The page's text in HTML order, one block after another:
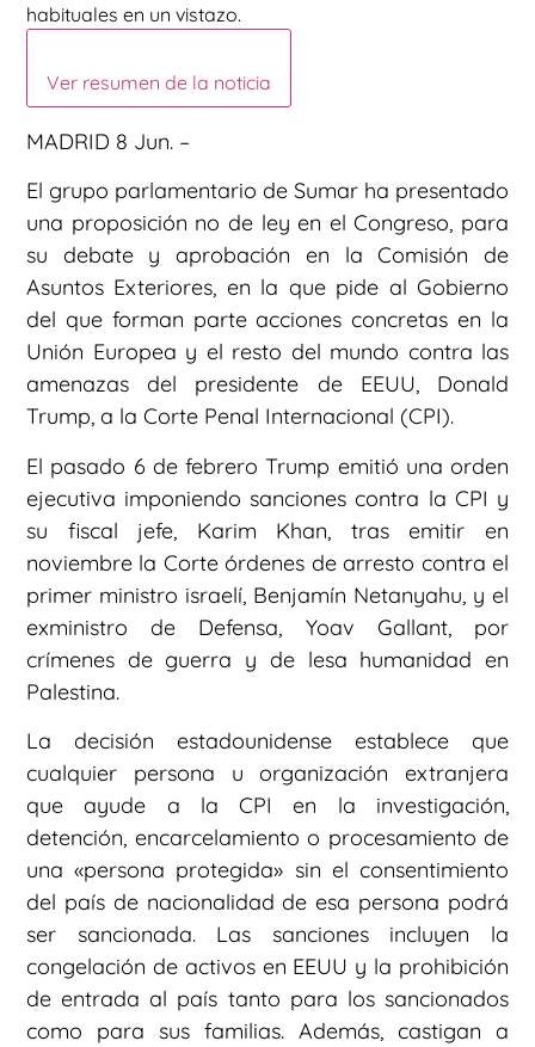
habituales en un vistazo.
Ver resumen de la noticia
MADRID 8 Jun. –
El grupo parlamentario de Sumar ha presentado
una proposición no de ley en el Congreso, para
su debate y aprobación en la Comisión de
Asuntos Exteriores, en la que pide al Gobierno
del que forman parte acciones concretas en la
Unión Europea y el resto del mundo contra las
amenazas del presidente de EEUU, Donald
Trump, a la Corte Penal Internacional (CPI).
El pasado 6 de febrero Trump emitió una orden
ejecutiva imponiendo sanciones contra la CPI y
su fiscal jefe, Karim Khan, tras emitir en
noviembre la Corte órdenes de arresto contra el
primer ministro israelí, Benjamín Netanyahu, y el
exministro de Defensa, Yoav Gallant, por
crímenes de guerra y de lesa humanidad en
Palestina.
La decisión estadounidense establece que
cualquier persona u organización extranjera
que ayude a la CPI en la investigación,
detención, encarcelamiento o procesamiento de
una «persona protegida» sin el consentimiento
del país de nacionalidad de esa persona podrá
ser sancionada. Las sanciones incluyen la
congelación de activos en EEUU y la prohibición
de entrada al país tanto para los sancionados
como para sus familias. Además, castigan a